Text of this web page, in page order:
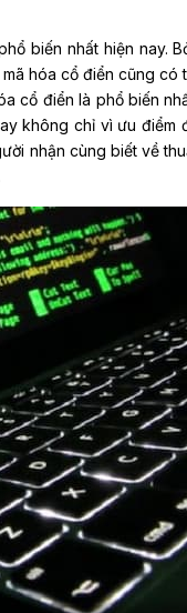
biến nhất hiện nay.
hóa cổ điển cũng có
cổ điển là phổ biến
không chỉ vì ưu điểm
nhận cùng biết về